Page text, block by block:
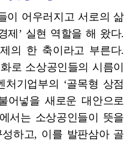
이 어우러지고 서로의 삶
제’ 실현 역할을 해 왔다.
의 한 축이라고 부른다.
로 소상공인들의 시름이
기업부의 ‘골목형 상점
어넣을 새로운 대안으로
서는 소상공인들이 뜻을
하고, 이를 발판삼아 골